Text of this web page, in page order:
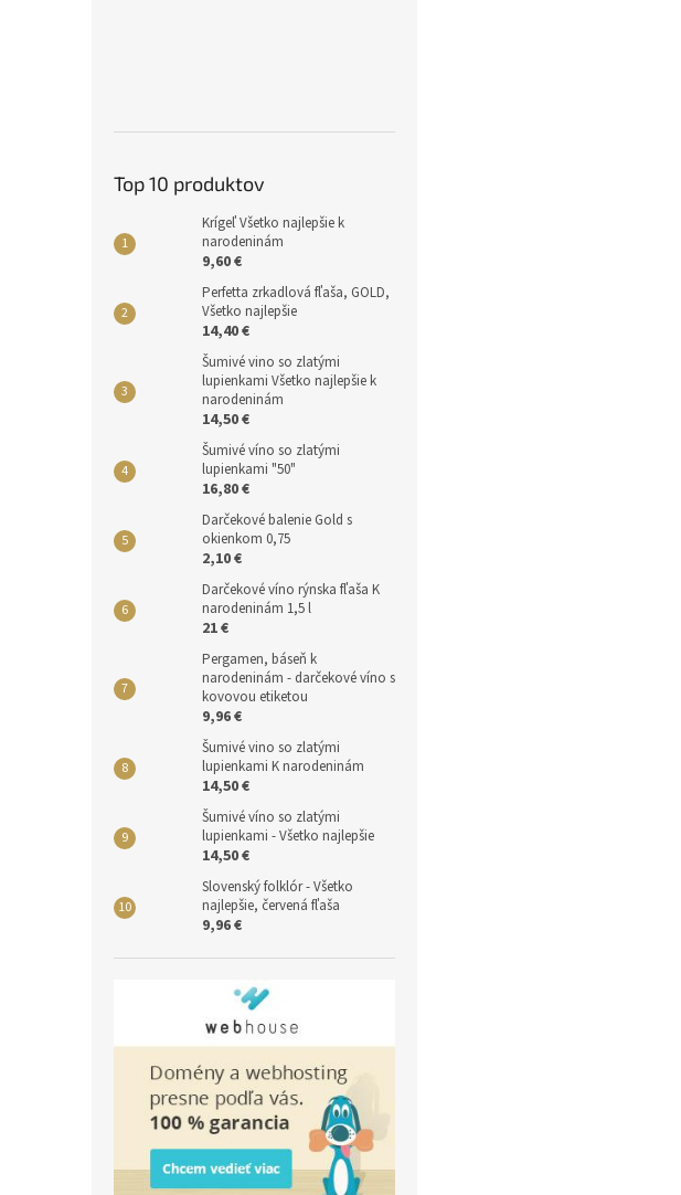
Top 10 produktov
Krígeľ Všetko najlepšie k
narodeninám
9,60 €
Perfetta zrkadlová fľaša, GOLD,
Všetko najlepšie
14,40 €
Šumivé vino so zlatými
lupienkami Všetko najlepšie k
narodeninám
14,50 €
Šumivé víno so zlatými
lupienkami "50"
16,80 €
Darčekové balenie Gold s
okienkom 0,75
2,10 €
Darčekové víno rýnska fľaša K
narodeninám 1,5 l
21 €
Pergamen, báseň k
narodeninám - darčekové víno s
kovovou etiketou
9,96 €
Šumivé vino so zlatými
lupienkami K narodeninám
14,50 €
Šumivé víno so zlatými
lupienkami - Všetko najlepšie
14,50 €
Slovenský folklór - Všetko
najlepšie, červená fľaša
9,96 €